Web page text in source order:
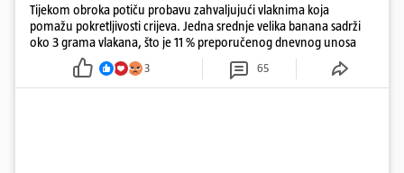
Tijekom obroka potiču probavu zahvaljujući vlaknima koja
pomažu pokretljivosti crijeva. Jedna srednje velika banana sadrži
oko 3 grama vlakana, što je 11 % preporučenog dnevnog unosa
3 65